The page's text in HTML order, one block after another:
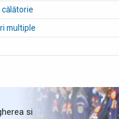
multiple
si